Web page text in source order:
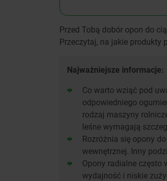
Przed Tobą dobór opon do
Przeczytaj, na jakie produkty
Najważniejsze informacje:
Co warto wziąć pod
odpowiedniego
rodzaj maszyny
leśne wymagają
Rozróżnia się opony
wewnętrznej. Inny
Opony radialne często
wydajność i niskie